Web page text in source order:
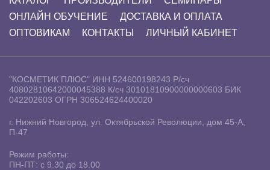
ОНЛАЙН ОБУЧЕНИЕ
ДОСТАВКА И ОПЛАТА
ОПТОВИКАМ
КОНТАКТЫ ЛИЧНЫЙ КАБИНЕТ
"КОСМЕТИК ПЛЮС" ИНН 524600198243 Р/сч
40802810642000045388 К/сч 30101810900000000603 БИК
042202603 ОГРН 306524624400020
г. Нижний Новгород, ул. Октябрьской Революции, дом 45-А,
П-47
Режим работы:
ПН-ПТ: с 9.30 до 18.00